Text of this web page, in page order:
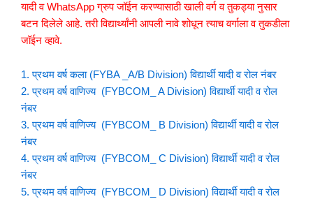
यादी व WhatsApp ग्रुप जॉईन करण्यासाठी खाली वर्ग व तुकड्या नुसार
बटन दिलेले आहे. तरी विद्यार्थ्यांनी आपली नावे शोधून त्याच वर्गाला व तुकडीला
जॉईन व्हावे.
1. प्रथम वर्ष कला (FYBA _A/B Division) विद्यार्थी यादी व रोल नंबर
2. प्रथम वर्ष वाणिज्य (FYBCOM_ A Division) विद्यार्थी यादी व रोल
नंबर
3. प्रथम वर्ष वाणिज्य (FYBCOM_ B Division) विद्यार्थी यादी व रोल
नंबर
4. प्रथम वर्ष वाणिज्य (FYBCOM_ C Division) विद्यार्थी यादी व रोल
नंबर
5. प्रथम वर्ष वाणिज्य (FYBCOM_ D Division) विद्यार्थी यादी व रोल